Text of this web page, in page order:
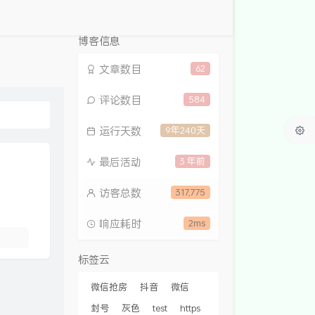
博客信息
62
文章数目
584
评论数目
9年240天
运行天数
3 年前
最后活动
317,775
访客总数
2ms
响应耗时
标签云
微信抢房 抖音
微信
封号
灰色 test https